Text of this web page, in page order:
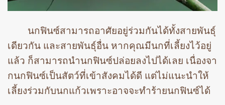
นกฟินซ์สามารถอาศัยอยู่ร่วมกันได้ทั้งสายพันธุ์
เดียวกัน และสายพันธุ์อื่น หากคุณมีนกที่เลี้ยงไว้อยู่
แล้ว ก็สามารถนำนกฟินซ์ปล่อยลงไปได้เลย เนื่องจา
กนกฟินซ์เป็นสัตว์ที่เข้าสังคมได้ดี แต่ไม่แนะนำให้
เลี้ยงร่วมกับนกแก้วเพราะอาจจะทำร้ายนกฟินซ์ได้